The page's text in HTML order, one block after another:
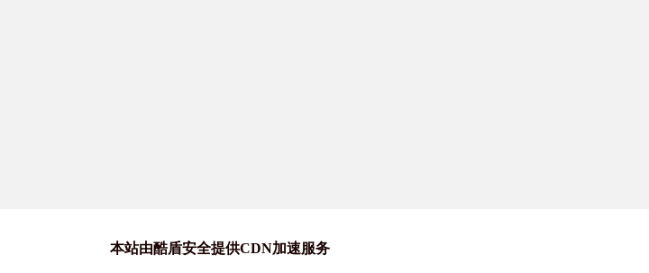
本站由酷盾安全提供CDN加速服务